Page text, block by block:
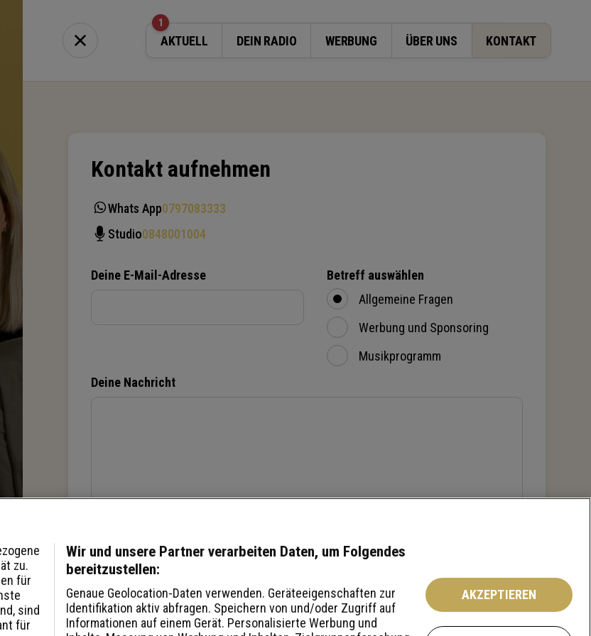
AKTUELL
1
DEIN RADIO WERBUNG ÜBER UNS KONTAKT
Kontakt aufnehmen
Whats App0797083333
Studio0848001004
Deine E-Mail-Adresse
Betreff auswählen
Allgemeine Fragen
Werbung und Sponsoring
Musikprogramm
Deine Nachricht
Senden
- FR | 5 - 9AM
zu.
für
sind
für
Wir und unsere Partner verarbeiten Daten, um Folgendes
bereitzustellen:
Genaue Geolocation-Daten verwenden. Geräteeigenschaften zur
Identifikation aktiv abfragen. Speichern von und/oder Zugriff auf
Informationen auf einem Gerät. Personalisierte Werbung und
AKZEPTIEREN